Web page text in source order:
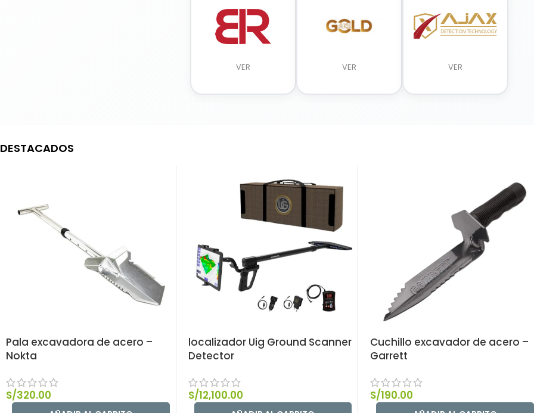
VER VER VER
DESTACADOS
Pala excavadora de acero –
Nokta
S/320.00
localizador Uig Ground Scanner
Detector
S/12,100.00
Cuchillo excavador de acero –
Garrett
S/190.00